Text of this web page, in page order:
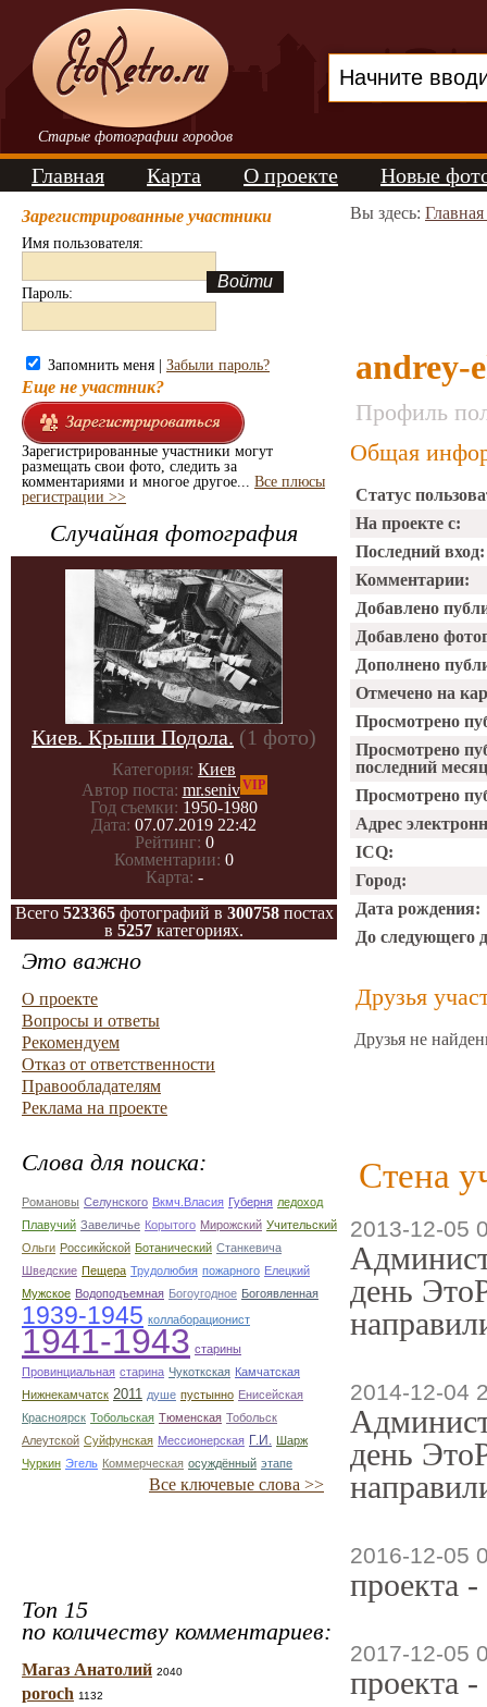
Старые фотографии городов
Главная Карта О проекте Новые
Зарегистрированные участники
Имя пользователя:
Пароль:
Запомнить меня | Забыли пароль?
Еще не участник?
Зарегистрированные участники могут
размещать свои фото, следить за
комментариями и многое другое... Все плюсы
регистрации >>
Случайная фотография
Киев. Крыши Подола. (1 фото)
Категория: Киев
Автор поста: mr.senivVIP
Год съемки: 1950-1980
Дата: 07.07.2019 22:42
Рейтинг: 0
Комментарии: 0
Карта: -
Всего 523365фотографий в 300758постах
в 5257 категориях.
Это важно
О проекте
Вопросы и ответы
Рекомендуем
Отказ от ответственности
Правообладателям
Реклама на проекте
Слова для поиска:
Романовы Селунского Вкмч.Власия Губерня ледоход
Плавучий Завеличье Корытого Мирожский Учительский
Ольги Россикйской Ботанический Станкевича
Шведские Пещера Трудолюбия пожарного Елецкий
Мужское Водоподъемная Богоугодное Богоявленная
1939-1945 коллаборационист
1941-1943 старины
Провинциальная старина Чукоткская Камчатская
Нижнекамчатск 2011 душе пустынно Енисейская
Красноярск Тобольская Тюменская Тобольск
Алеутской Суйфунская Мессионерская Г.И. Шарж
Чуркин Эгель Коммерческая осуждённый этапе
Все ключевые слова >>
Топ 15
по количеству комментариев:
Магаз Анатолий 2040
poroch 1132
Вы здесь:
andrey-
Профиль
Общая
Статус
На проекте с:
Последний вход:
Комментарии:
Добавлено
Добавлено
Дополнено
Отмечено на
Просмотрено
Просмотрено
последний
Просмотрено
Адрес
ICQ:
Город:
Дата рождения:
До следующего
Друзья
Друзья не
Стена
2013-12-05
день
2014-12-04
день
2016-12-05
проекта
2017-12-05
проекта